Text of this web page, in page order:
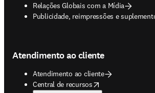
Relações Globais com a Mídia
Publicidade, reimpressões e
opens in new tab/window
Atendimento ao cliente
Atendimento ao cliente
Central de recursos
opens in new tab/window